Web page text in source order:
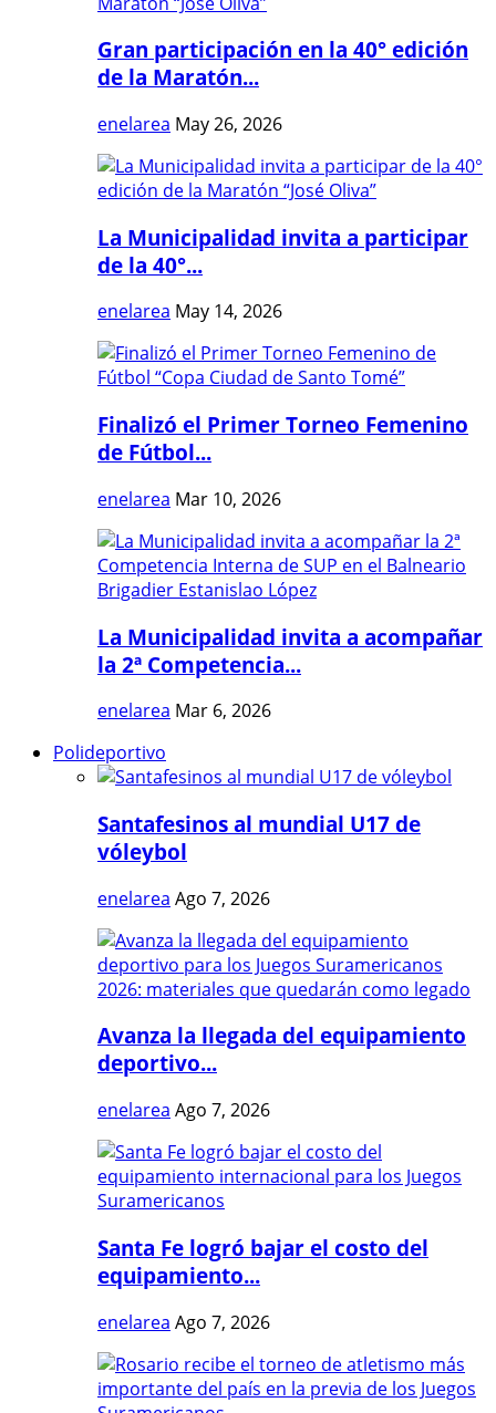
Gran participación en la 40° edición
de la Maratón...
enelarea May 26, 2026
La Municipalidad invita a participar
de la 40°...
enelarea May 14, 2026
Finalizó el Primer Torneo Femenino
de Fútbol...
enelarea Mar 10, 2026
La Municipalidad invita a acompañar
la 2ª Competencia...
enelarea Mar 6, 2026
Polideportivo
Santafesinos al mundial U17 de
vóleybol
enelarea Ago 7, 2026
Avanza la llegada del equipamiento
deportivo...
enelarea Ago 7, 2026
Santa Fe logró bajar el costo del
equipamiento...
enelarea Ago 7, 2026